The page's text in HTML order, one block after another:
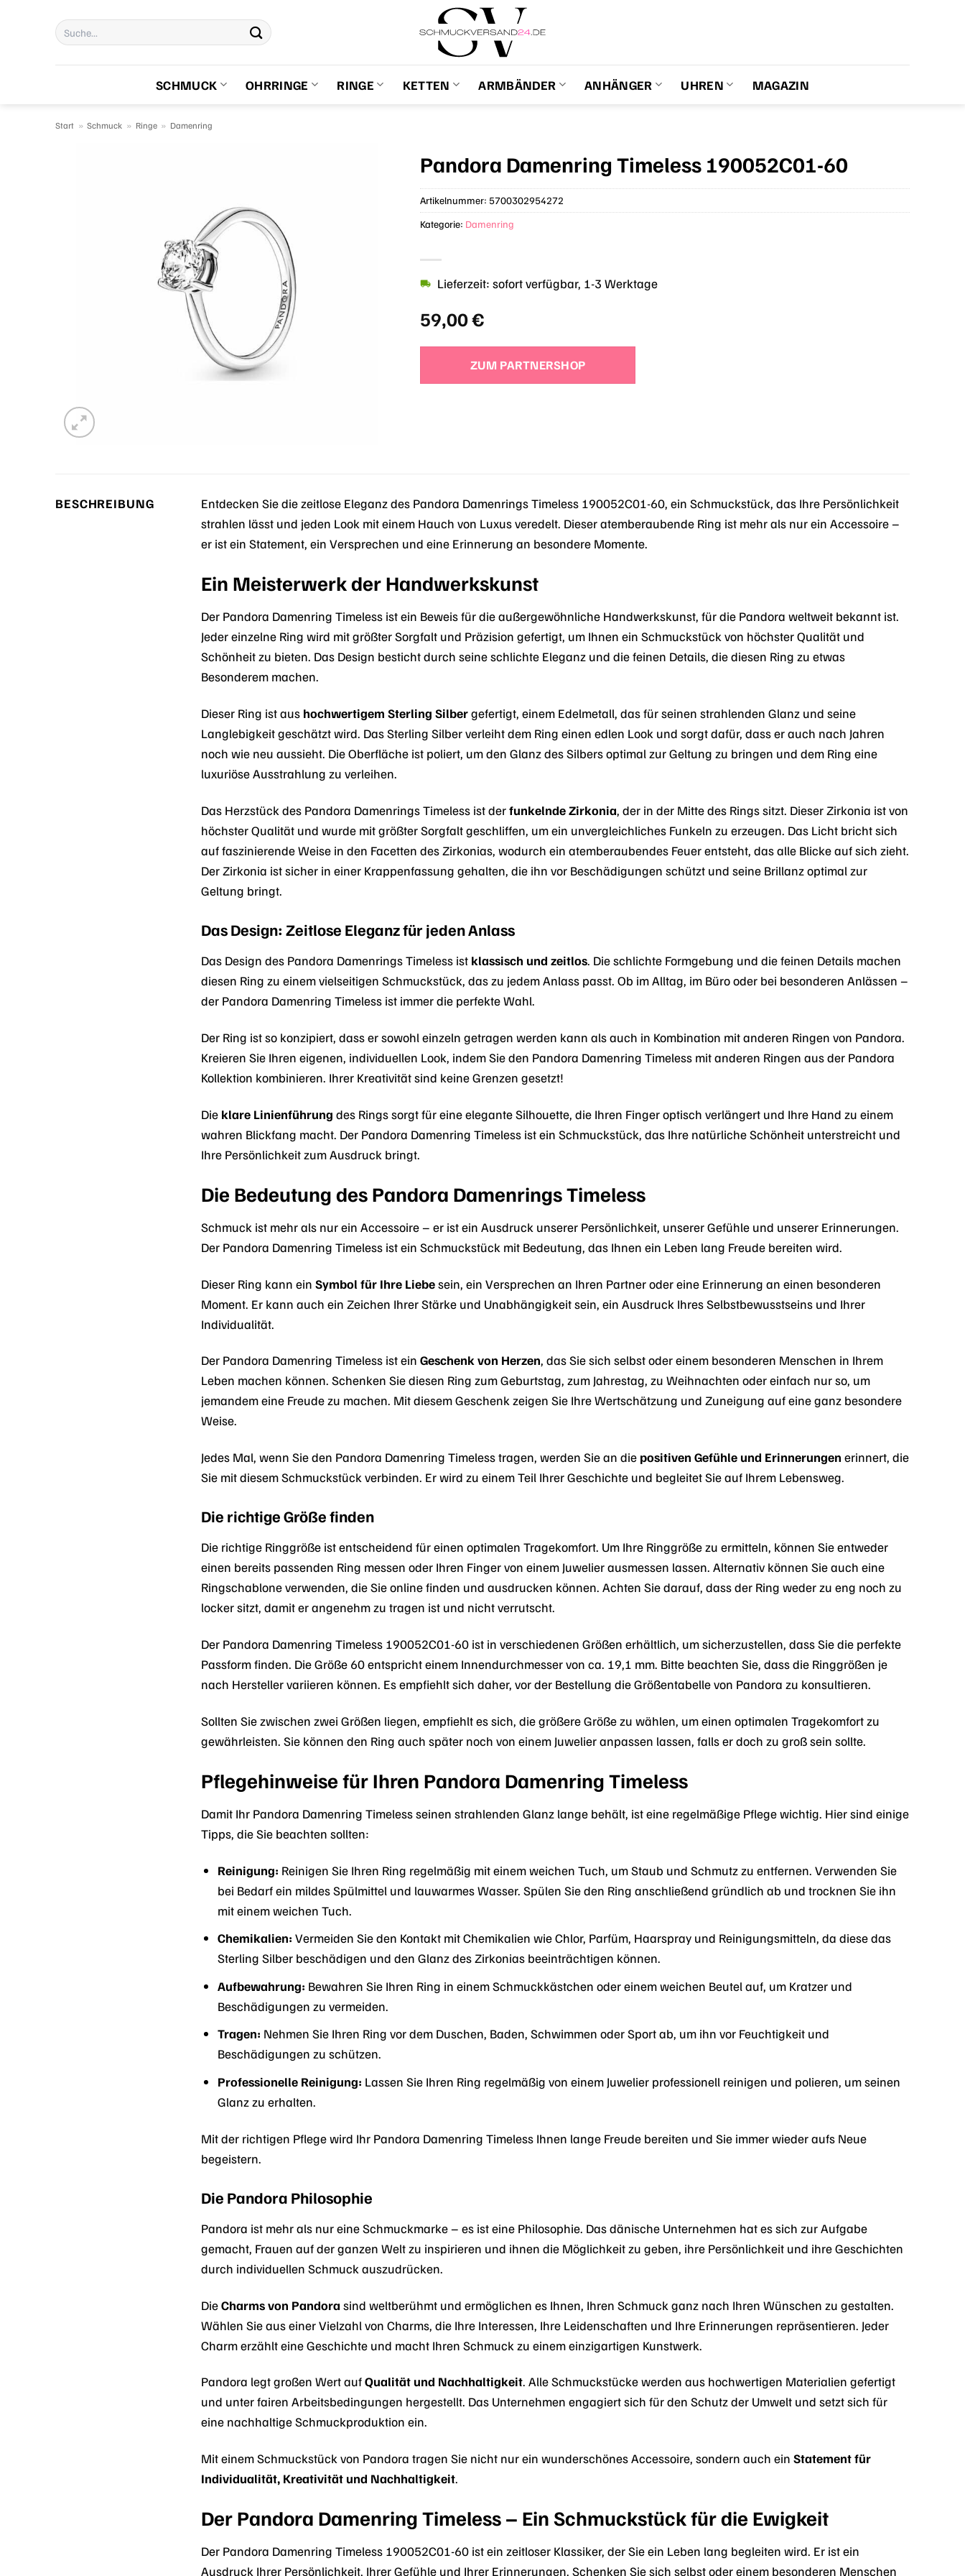
Suchen
nach:
SCHMUCK OHRRINGE RINGE KETTEN ARMBÄNDER ANHÄNGER UHREN MAGAZIN
Start » Schmuck » Ringe » Damenring
Pandora Damenring Timeless 190052C01-60
59,00€
Lieferzeit: sofort verfügbar, 1-3 Werktage
ZUM PARTNERSHOP
Artikelnummer: 5700302954272
Kategorie: Damenring
BESCHREIBUNG
Entdecken Sie die zeitlose Eleganz des Pandora Damenrings Timeless 190052C01-60, ein Schmuckstück, das Ihre Persönlichkeit
strahlen lässt und jeden Look mit einem Hauch von Luxus veredelt. Dieser atemberaubende Ring ist mehr als nur ein Accessoire –
er ist ein Statement, ein Versprechen und eine Erinnerung an besondere Momente.
Ein Meisterwerk der Handwerkskunst
Der Pandora Damenring Timeless ist ein Beweis für die außergewöhnliche Handwerkskunst, für die Pandora weltweit bekannt ist.
Jeder einzelne Ring wird mit größter Sorgfalt und Präzision gefertigt, um Ihnen ein Schmuckstück von höchster Qualität und
Schönheit zu bieten. Das Design besticht durch seine schlichte Eleganz und die feinen Details, die diesen Ring zu etwas
Besonderem machen.
Dieser Ring ist aus hochwertigem Sterling Silbergefertigt, einem Edelmetall, das für seinen strahlenden Glanz und seine
Langlebigkeit geschätzt wird. Das Sterling Silber verleiht dem Ring einen edlen Look und sorgt dafür, dass er auch nach Jahren
noch wie neu aussieht. Die Oberfläche ist poliert, um den Glanz des Silbers optimal zur Geltung zu bringen und dem Ring eine
luxuriöse Ausstrahlung zu verleihen.
Das Herzstück des Pandora Damenrings Timeless ist derfunkelnde Zirkonia, der in der Mitte des Rings sitzt. Dieser Zirkonia ist von
höchster Qualität und wurde mit größter Sorgfalt geschliffen, um ein unvergleichliches Funkeln zu erzeugen. Das Licht bricht sich
auf faszinierende Weise in den Facetten des Zirkonias, wodurch ein atemberaubendes Feuer entsteht, das alle Blicke auf sich zieht.
Der Zirkonia ist sicher in einer Krappenfassung gehalten, die ihn vor Beschädigungen schützt und seine Brillanz optimal zur
Geltung bringt.
Das Design: Zeitlose Eleganz für jeden Anlass
Das Design des Pandora Damenrings Timeless ist klassisch und zeitlos. Die schlichte Formgebung und die feinen Details machen
diesen Ring zu einem vielseitigen Schmuckstück, das zu jedem Anlass passt. Ob im Alltag, im Büro oder bei besonderen Anlässen –
der Pandora Damenring Timeless ist immer die perfekte Wahl.
Der Ring ist so konzipiert, dass er sowohl einzeln getragen werden kann als auch in Kombination mit anderen Ringen von Pandora.
Kreieren Sie Ihren eigenen, individuellen Look, indem Sie den Pandora Damenring Timeless mit anderen Ringen aus der Pandora
Kollektion kombinieren. Ihrer Kreativität sind keine Grenzen gesetzt!
Die klare Linienführung des Rings sorgt für eine elegante Silhouette, die Ihren Finger optisch verlängert und Ihre Hand zu einem
wahren Blickfang macht. Der Pandora Damenring Timeless ist ein Schmuckstück, das Ihre natürliche Schönheit unterstreicht und
Ihre Persönlichkeit zum Ausdruck bringt.
Die Bedeutung des Pandora Damenrings Timeless
Schmuck ist mehr als nur ein Accessoire – er ist ein Ausdruck unserer Persönlichkeit, unserer Gefühle und unserer Erinnerungen.
Der Pandora Damenring Timeless ist ein Schmuckstück mit Bedeutung, das Ihnen ein Leben lang Freude bereiten wird.
Dieser Ring kann einSymbol für Ihre Liebesein, ein Versprechen an Ihren Partner oder eine Erinnerung an einen besonderen
Moment. Er kann auch ein Zeichen Ihrer Stärke und Unabhängigkeit sein, ein Ausdruck Ihres Selbstbewusstseins und Ihrer
Individualität.
Der Pandora Damenring Timeless ist einGeschenk von Herzen, das Sie sich selbst oder einem besonderen Menschen in Ihrem
Leben machen können. Schenken Sie diesen Ring zum Geburtstag, zum Jahrestag, zu Weihnachten oder einfach nur so, um
jemandem eine Freude zu machen. Mit diesem Geschenk zeigen Sie Ihre Wertschätzung und Zuneigung auf eine ganz besondere
Weise.
Jedes Mal, wenn Sie den Pandora Damenring Timeless tragen, werden Sie an die positiven Gefühle und Erinnerungen erinnert, die
Sie mit diesem Schmuckstück verbinden. Er wird zu einem Teil Ihrer Geschichte und begleitet Sie auf Ihrem Lebensweg.
Die richtige Größe finden
Die richtige Ringgröße ist entscheidend für einen optimalen Tragekomfort. Um Ihre Ringgröße zu ermitteln, können Sie entweder
einen bereits passenden Ring messen oder Ihren Finger von einem Juwelier ausmessen lassen. Alternativ können Sie auch eine
Ringschablone verwenden, die Sie online finden und ausdrucken können. Achten Sie darauf, dass der Ring weder zu eng noch zu
locker sitzt, damit er angenehm zu tragen ist und nicht verrutscht.
Der Pandora Damenring Timeless 190052C01-60 ist in verschiedenen Größen erhältlich, um sicherzustellen, dass Sie die perfekte
Passform finden. Die Größe 60 entspricht einem Innendurchmesser von ca. 19,1 mm. Bitte beachten Sie, dass die Ringgrößen je
nach Hersteller variieren können. Es empfiehlt sich daher, vor der Bestellung die Größentabelle von Pandora zu konsultieren.
Sollten Sie zwischen zwei Größen liegen, empfiehlt es sich, die größere Größe zu wählen, um einen optimalen Tragekomfort zu
gewährleisten. Sie können den Ring auch später noch von einem Juwelier anpassen lassen, falls er doch zu groß sein sollte.
Pflegehinweise für Ihren Pandora Damenring Timeless
Damit Ihr Pandora Damenring Timeless seinen strahlenden Glanz lange behält, ist eine regelmäßige Pflege wichtig. Hier sind einige
Tipps, die Sie beachten sollten:
Reinigung: Reinigen Sie Ihren Ring regelmäßig mit einem weichen Tuch, um Staub und Schmutz zu entfernen. Verwenden Sie
bei Bedarf ein mildes Spülmittel und lauwarmes Wasser. Spülen Sie den Ring anschließend gründlich ab und trocknen Sie ihn
mit einem weichen Tuch.
Chemikalien: Vermeiden Sie den Kontakt mit Chemikalien wie Chlor, Parfüm, Haarspray und Reinigungsmitteln, da diese das
Sterling Silber beschädigen und den Glanz des Zirkonias beeinträchtigen können.
Aufbewahrung: Bewahren Sie Ihren Ring in einem Schmuckkästchen oder einem weichen Beutel auf, um Kratzer und
Beschädigungen zu vermeiden.
Tragen: Nehmen Sie Ihren Ring vor dem Duschen, Baden, Schwimmen oder Sport ab, um ihn vor Feuchtigkeit und
Beschädigungen zu schützen.
Professionelle Reinigung: Lassen Sie Ihren Ring regelmäßig von einem Juwelier professionell reinigen und polieren, um seinen
Glanz zu erhalten.
Mit der richtigen Pflege wird Ihr Pandora Damenring Timeless Ihnen lange Freude bereiten und Sie immer wieder aufs Neue
begeistern.
Die Pandora Philosophie
Pandora ist mehr als nur eine Schmuckmarke – es ist eine Philosophie. Das dänische Unternehmen hat es sich zur Aufgabe
gemacht, Frauen auf der ganzen Welt zu inspirieren und ihnen die Möglichkeit zu geben, ihre Persönlichkeit und ihre Geschichten
durch individuellen Schmuck auszudrücken.
DieCharms von Pandora sind weltberühmt und ermöglichen es Ihnen, Ihren Schmuck ganz nach Ihren Wünschen zu gestalten.
Wählen Sie aus einer Vielzahl von Charms, die Ihre Interessen, Ihre Leidenschaften und Ihre Erinnerungen repräsentieren. Jeder
Charm erzählt eine Geschichte und macht Ihren Schmuck zu einem einzigartigen Kunstwerk.
Pandora legt großen Wert aufQualität und Nachhaltigkeit. Alle Schmuckstücke werden aus hochwertigen Materialien gefertigt
und unter fairen Arbeitsbedingungen hergestellt. Das Unternehmen engagiert sich für den Schutz der Umwelt und setzt sich für
eine nachhaltige Schmuckproduktion ein.
Mit einem Schmuckstück von Pandora tragen Sie nicht nur ein wunderschönes Accessoire, sondern auch einStatement für
Individualität, Kreativität und Nachhaltigkeit.
Der Pandora Damenring Timeless – Ein Schmuckstück für die Ewigkeit
Der Pandora Damenring Timeless 190052C01-60 ist ein zeitloser Klassiker, der Sie ein Leben lang begleiten wird. Er ist ein
Ausdruck Ihrer Persönlichkeit, Ihrer Gefühle und Ihrer Erinnerungen. Schenken Sie sich selbst oder einem besonderen Menschen